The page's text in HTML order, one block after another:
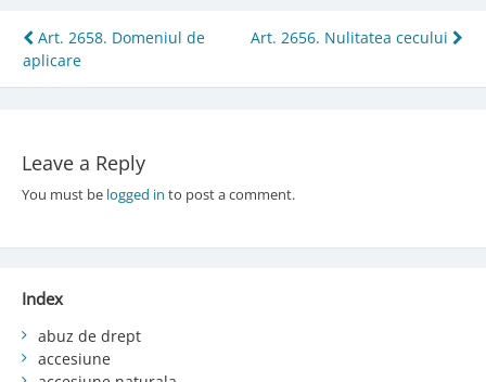
Post
navigation
Art. 2658. Domeniul de
aplicare
Art. 2656. Nulitatea cecului
Leave a Reply
You must be logged in to post a comment.
Index
abuz de drept
accesiune